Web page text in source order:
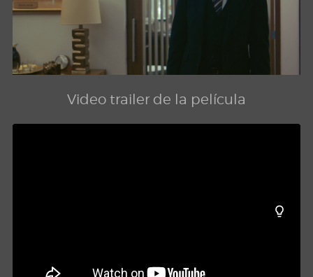
Video trailer de la película